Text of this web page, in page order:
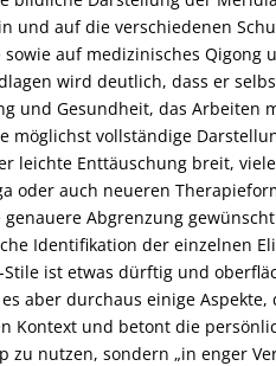
und auf die verschiedenen
auf medizinisches Qigong
wird deutlich, dass er
und Gesundheit, das Arbeiten
vollständige
leichte Enttäuschung breit,
oder auch neueren
Abgrenzung
Identifikation der einzelnen
ist etwas dürftig und
aber durchaus einige
Kontext und betont die
zu nutzen, sondern „in enger